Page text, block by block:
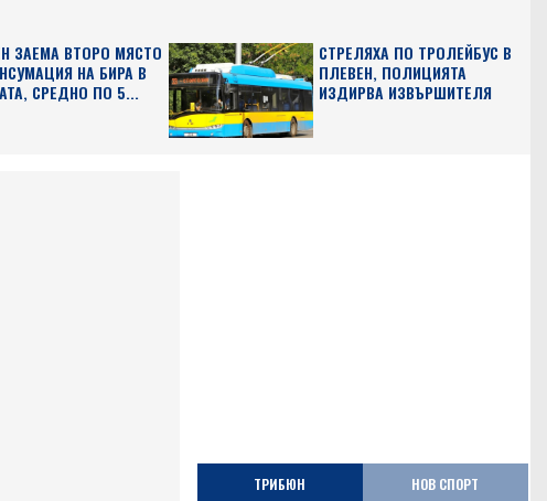
ЗАЕМА ВТОРО МЯСТО
НА БИРА В
СРЕДНО ПО 5...
СТРЕЛЯХА ПО ТРОЛЕЙБУС В
ПЛЕВЕН, ПОЛИЦИЯТА
ИЗДИРВА ИЗВЪРШИТЕЛЯ
ТРИБЮН НОВ СПОРТ